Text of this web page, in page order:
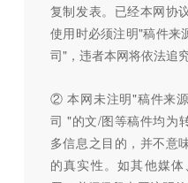
复制发表。已经本网协
使用时必须注明"稿件来
司"，违者本网将依法追究
② 本网未注明"稿件来
司 "的文/图等稿件均为
多信息之目的，并不意
的真实性。如其他媒